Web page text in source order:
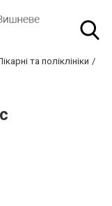
та поліклініки